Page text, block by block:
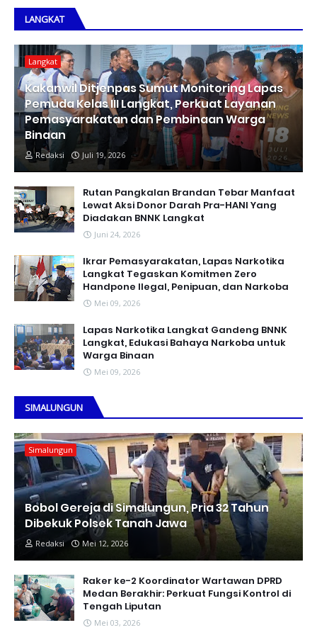
LANGKAT
Langkat
Kakanwil Ditjenpas Sumut Monitoring Lapas
Pemuda Kelas III Langkat, Perkuat Layanan
Pemasyarakatan dan Pembinaan Warga
Binaan
Redaksi Juli 19, 2026
Rutan Pangkalan Brandan Tebar Manfaat
Lewat Aksi Donor Darah Pra-HANI Yang
Diadakan BNNK Langkat
Juni 24, 2026
Ikrar Pemasyarakatan, Lapas Narkotika
Langkat Tegaskan Komitmen Zero
Handpone llegal, Penipuan, dan Narkoba
Mei 09, 2026
Lapas Narkotika Langkat Gandeng BNNK
Langkat, Edukasi Bahaya Narkoba untuk
Warga Binaan
Mei 09, 2026
SIMALUNGUN
Simalungun
Bobol Gereja di Simalungun, Pria 32 Tahun
Dibekuk Polsek Tanah Jawa
Redaksi Mei 12, 2026
Raker ke-2 Koordinator Wartawan DPRD
Medan Berakhir: Perkuat Fungsi Kontrol di
Tengah Liputan
Mei 03, 2026